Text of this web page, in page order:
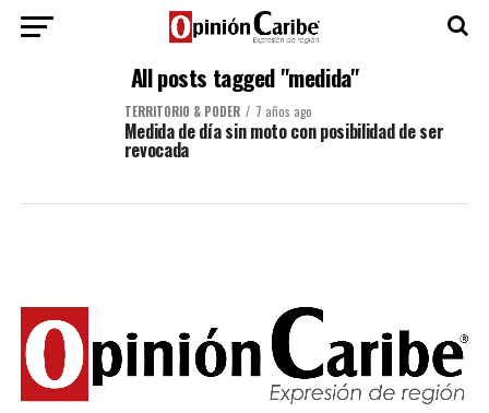
All posts tagged "medida"
TERRITORIO & PODER 7 años ago
Medida de día sin moto con posibilidad de ser
revocada